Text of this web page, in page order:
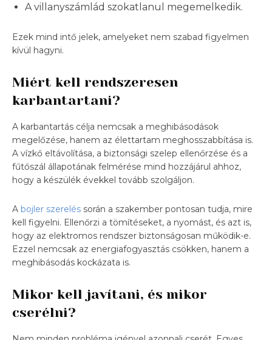
A villanyszámlád szokatlanul megemelkedik.
Ezek mind intő jelek, amelyeket nem szabad figyelmen
kívül hagyni.
Miért kell rendszeresen
karbantartani?
A karbantartás célja nemcsak a meghibásodások
megelőzése, hanem az élettartam meghosszabbítása is.
A vízkő eltávolítása, a biztonsági szelep ellenőrzése és a
fűtőszál állapotának felmérése mind hozzájárul ahhoz,
hogy a készülék évekkel tovább szolgáljon.
A bojler szerelés során a szakember pontosan tudja, mire
kell figyelni. Ellenőrzi a tömítéseket, a nyomást, és azt is,
hogy az elektromos rendszer biztonságosan működik-e.
Ezzel nemcsak az energiafogyasztás csökken, hanem a
meghibásodás kockázata is.
Mikor kell javítani, és mikor
cserélni?